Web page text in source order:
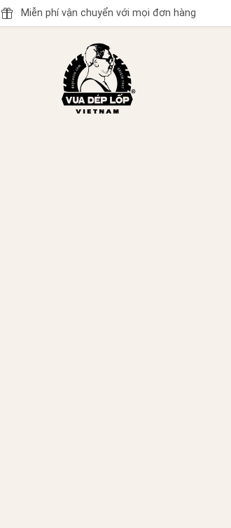
Miễn phí vận chuyển với mọi đơn hàng